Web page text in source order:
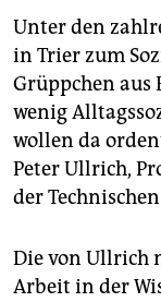
unterstützen
abo
genossenschaft
epaper login
Unter den
in Trier zum
Grüppchen aus
wenig
wollen da
Peter Ullrich,
der
Die von Ullrich
Arbeit in der